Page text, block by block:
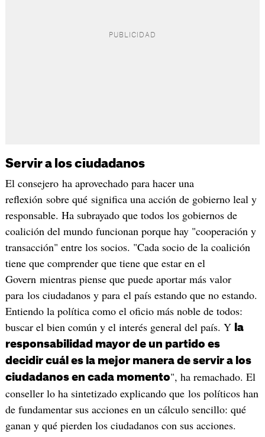
Servir a los ciudadanos
El consejero ha aprovechado para hacer una
reflexión sobre qué significa una acción de gobierno leal y
responsable. Ha subrayado que todos los gobiernos de
coalición del mundo funcionan porque hay "cooperación y
transacción" entre los socios. "Cada socio de la coalición
tiene que comprender que tiene que estar en el
Govern mientras piense que puede aportar más valor
para los ciudadanos y para el país estando que no estando.
Entiendo la política como el oficio más noble de todos:
buscar el bien común y el interés general del país. Y la
responsabilidad mayor de un partido es
decidir cuál es la mejor manera de servir a los
ciudadanos en cada momento", ha remachado. El
conseller lo ha sintetizado explicando que los políticos han
de fundamentar sus acciones en un cálculo sencillo: qué
ganan y qué pierden los ciudadanos con sus acciones.